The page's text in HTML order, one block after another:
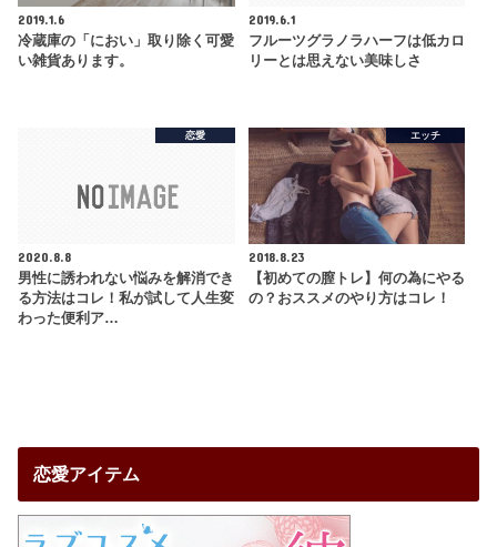
2019.1.6
冷蔵庫の「におい」取り除く可愛
い雑貨あります。
2019.6.1
フルーツグラノラハーフは低カロ
リーとは思えない美味しさ
恋愛
2020.8.8
男性に誘われない悩みを解消でき
る方法はコレ！私が試して人生変
わった便利ア…
エッチ
2018.8.23
【初めての膣トレ】何の為にやる
の？おススメのやり方はコレ！
恋愛アイテム